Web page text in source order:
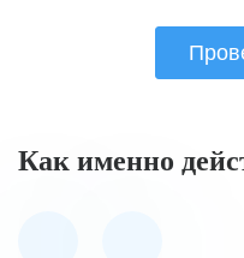
Как именно